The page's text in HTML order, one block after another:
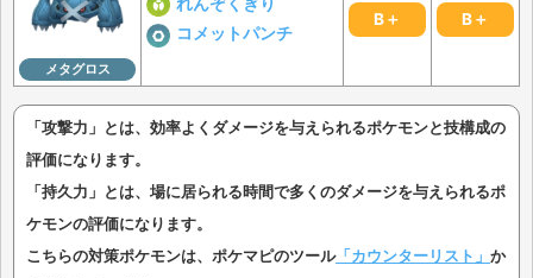
メタグロス
コメットパンチ
B＋ B＋
「攻撃力」とは、効率よくダメージを与えられるポケモンと技構成の
評価になります。
「持久力」とは、場に居られる時間で多くのダメージを与えられるポ
ケモンの評価になります。
こちらの対策ポケモンは、ポケマピのツール「カウンターリスト」 か